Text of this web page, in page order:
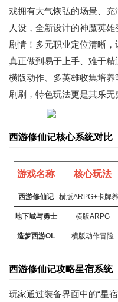
戏拥有大气恢弘的场景、充
人设，全新设计的神魔英
剧情！多元职业定位清晰，
真正做到易于上手、难于精
横版动作、多英雄收集培
刷刷，特色玩法更是其乐无
西游修仙记核心系统对比
游戏名称 核心玩法
西游修仙记 横版ARPG+卡牌
地下城与勇士 横版ARPG
造梦西游OL 横版动作冒险
西游修仙记攻略星宿系统
玩家通过装备界面中的“星